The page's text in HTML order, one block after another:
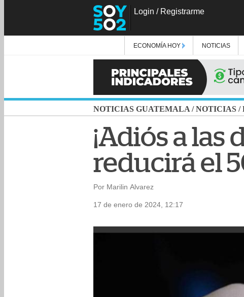
Login / Registrarme
ECONOMÍA HOY NOTICIAS
NOTICIAS GUATEMALA /NOTICIAS /
¡Adiós a
reducirá el
Por Marilin Alvarez
17 de enero de 2024, 12:17